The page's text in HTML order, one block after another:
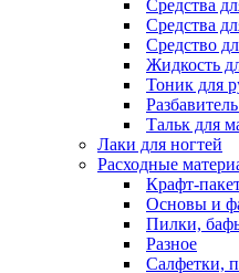
Средства
Средства
Средство
Жидкость
Тоник для
Тальк для
Лаки для ногтей
Расходные
Крафт-
Основы и
Пилки,
Разное
Салфетки,